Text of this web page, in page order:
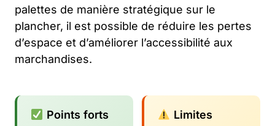
palettes de manière stratégique sur le
plancher, il est possible de réduire les pertes
d’espace et d’améliorer l’accessibilité aux
marchandises.
Points forts
Limites